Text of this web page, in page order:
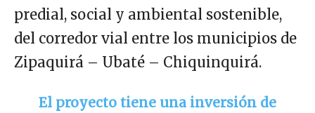
predial, social y ambiental sostenible,
del corredor vial entre los municipios de
Zipaquirá – Ubaté – Chiquinquirá.
El proyecto tiene una inversión de